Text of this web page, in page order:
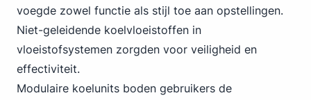
voegde zowel functie als stijl toe aan opstellingen.
Niet-geleidende koelvloeistoffen in
vloeistofsystemen zorgden voor veiligheid en
effectiviteit.
Modulaire koelunits boden gebruikers de